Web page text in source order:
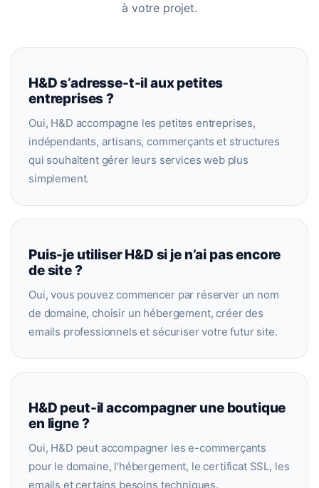
à votre projet.
H&D s’adresse-t-il aux petites
entreprises ?
Oui, H&D accompagne les petites entreprises,
indépendants, artisans, commerçants et structures
qui souhaitent gérer leurs services web plus
simplement.
Puis-je utiliser H&D si je n’ai pas encore
de site ?
Oui, vous pouvez commencer par réserver un nom
de domaine, choisir un hébergement, créer des
emails professionnels et sécuriser votre futur site.
H&D peut-il accompagner une boutique
en ligne ?
Oui, H&D peut accompagner les e-commerçants
pour le domaine, l’hébergement, le certificat SSL, les
emails et certains besoins techniques.